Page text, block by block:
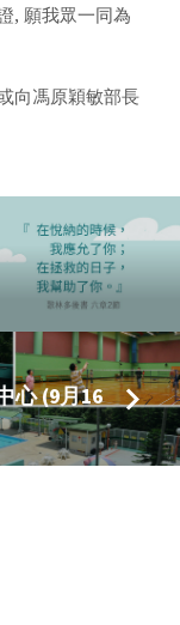
, 願我眾一同為
向馮原穎敏部長
心 (9月16